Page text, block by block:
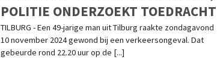
POLITIE ONDERZOEKT TOEDRACHT
TILBURG - Een 49-jarige man uit Tilburg raakte zondagavond
10 november 2024 gewond bij een verkeersongeval. Dat
gebeurde rond 22.20 uur op de [...]